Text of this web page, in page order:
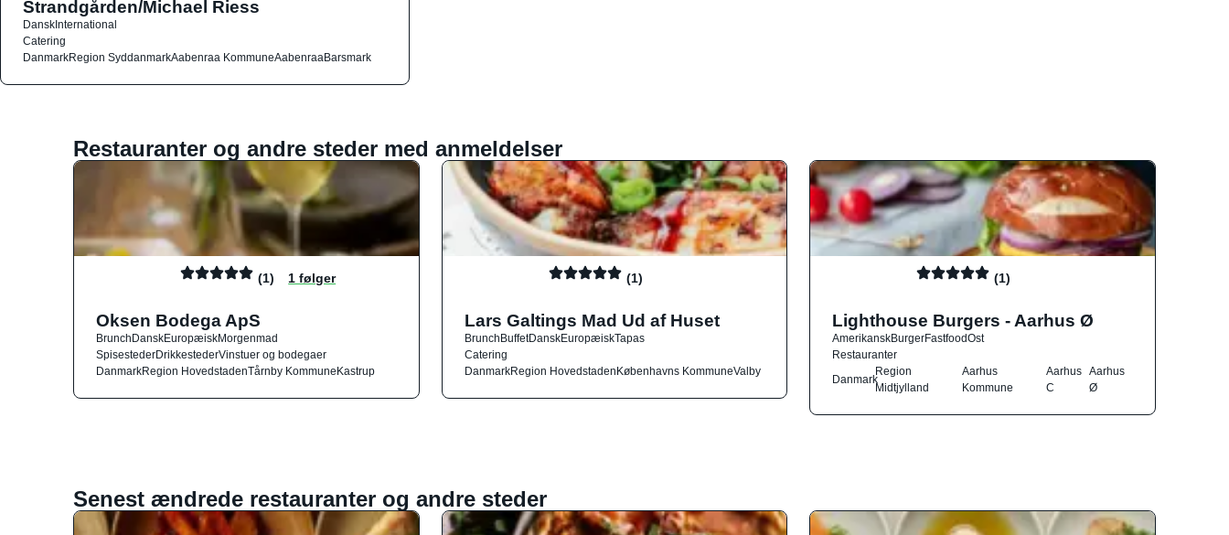
Strandgården/Michael Riess
DanskInternational
Catering
DanmarkRegion SyddanmarkAabenraa KommuneAabenraaBarsmark
Restauranter og andre steder med anmeldelser
(1) 1 følger
Oksen Bodega ApS
BrunchDanskEuropæiskMorgenmad
SpisestederDrikkestederVinstuer og bodegaer
DanmarkRegion HovedstadenTårnby KommuneKastrup
(1)
Lars Galtings Mad Ud af Huset
BrunchBuffetDanskEuropæiskTapas
Catering
DanmarkRegion HovedstadenKøbenhavns KommuneValby
(1)
Lighthouse Burgers - Aarhus Ø
AmerikanskBurgerFastfoodOst
Restauranter
Danmark
Region
Midtjylland
Aarhus
Kommune
Aarhus
C
Aarhus
Ø
Senest ændrede restauranter og andre steder